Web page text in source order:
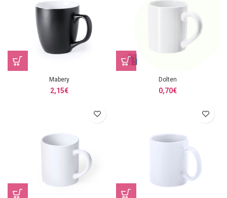
Mabery
2,15€
Dolten
0,70€